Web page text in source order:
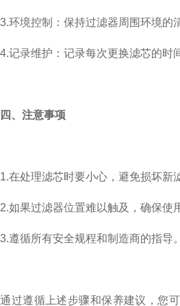
境控制：保持过滤器周围环境的清
录维护：记录每次更换滤芯的时间
四、注意事项
处理滤芯时要小心，避免损坏新滤
果过滤器位置难以触及，确保使用
循所有安全规程和制造商的指导。
遵循上述步骤和保养建议，您可